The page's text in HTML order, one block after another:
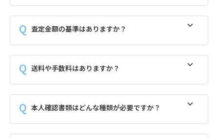
査定金額の基準はありますか？
送料や手数料はありますか？
本人確認書類はどんな種類が必要ですか？